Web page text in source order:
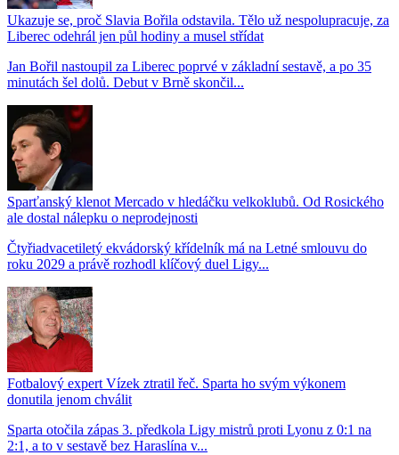
Ukazuje se, proč Slavia Bořila odstavila. Tělo už nespolupracuje, za
Liberec odehrál jen půl hodiny a musel střídat
Jan Bořil nastoupil za Liberec poprvé v základní sestavě, a po 35
minutách šel dolů. Debut v Brně skončil...
Sparťanský klenot Mercado v hledáčku velkoklubů. Od Rosického
ale dostal nálepku o neprodejnosti
Čtyřiadvacetiletý ekvádorský křídelník má na Letné smlouvu do
roku 2029 a právě rozhodl klíčový duel Ligy...
Fotbalový expert Vízek ztratil řeč. Sparta ho svým výkonem
donutila jenom chválit
Sparta otočila zápas 3. předkola Ligy mistrů proti Lyonu z 0:1 na
2:1, a to v sestavě bez Haraslína v...